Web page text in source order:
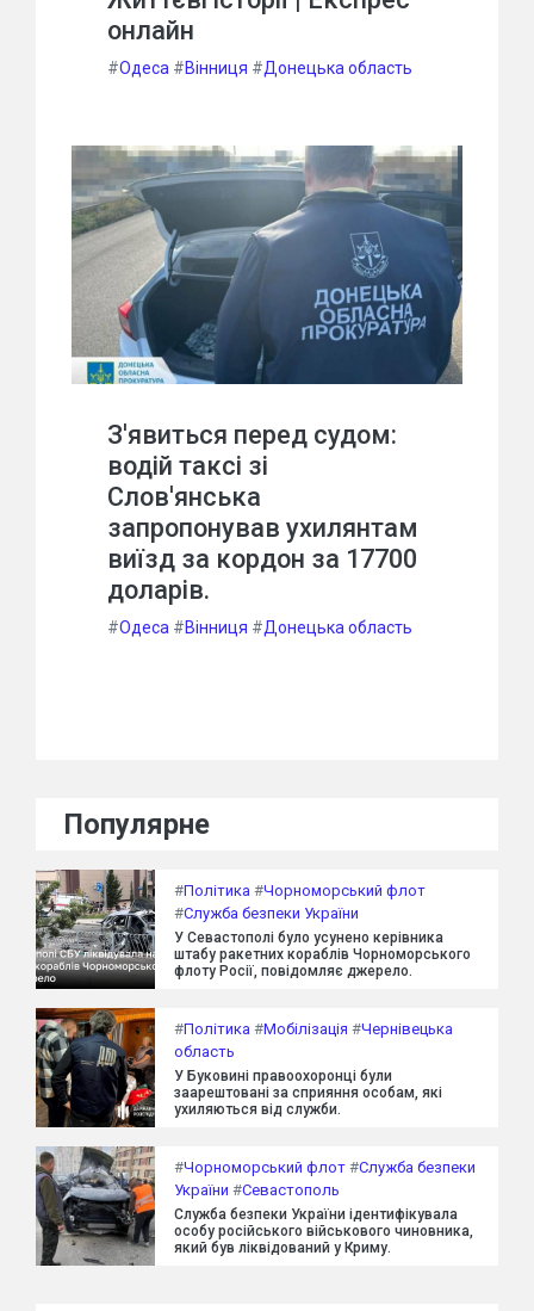
онлайн
#Одеса #Вінниця #Донецька область
З'явиться перед судом:
водій таксі зі
Слов'янська
запропонував ухилянтам
виїзд за кордон за 17700
доларів.
#Одеса #Вінниця #Донецька область
Популярне
#Політика #Чорноморський флот
#Служба безпеки України
У Севастополі було усунено керівника
штабу ракетних кораблів Чорноморського
флоту Росії, повідомляє джерело.
#Політика #Мобілізація #Чернівецька
область
У Буковині правоохоронці були
заарештовані за сприяння особам, які
ухиляються від служби.
#Чорноморський флот #Служба безпеки
України #Севастополь
Служба безпеки України ідентифікувала
особу російського військового чиновника,
який був ліквідований у Криму.